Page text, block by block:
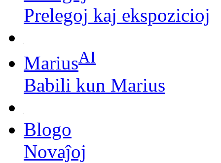
Prelegoj kaj ekspozicioj
MariusAI
Babili kun Marius
Blogo
Novaĵoj